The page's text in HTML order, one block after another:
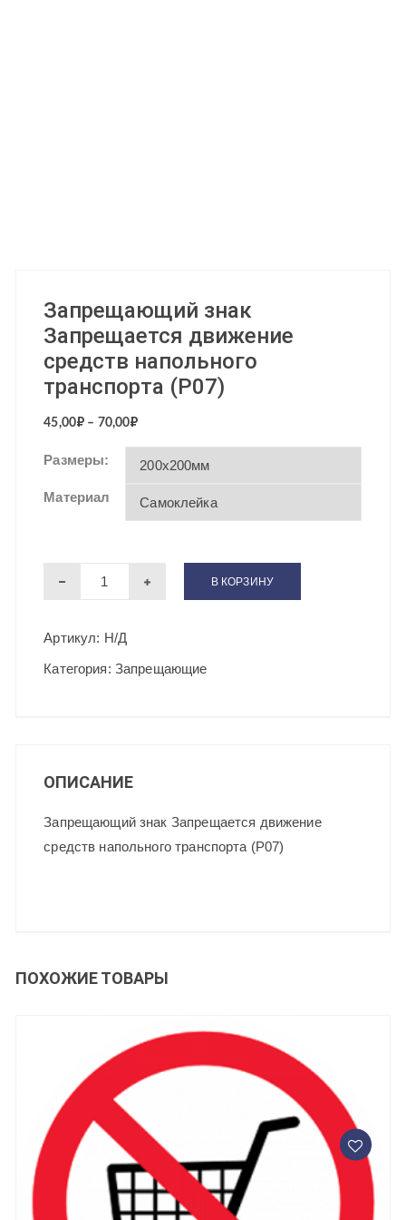
Запрещающий знак
Запрещается движение
средств напольного
транспорта (P07)
45,00₽ – 70,00₽
Размеры:
Материал
Количество
Запрещающий
транспорта
(P07)
В КОРЗИНУ
Артикул: Н/Д
Категория: Запрещающие
ОПИСАНИЕ
Запрещающий знак Запрещается движение
средств напольного транспорта (P07)
ПОХОЖИЕ ТОВАРЫ